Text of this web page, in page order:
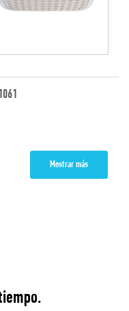
Mostrar más